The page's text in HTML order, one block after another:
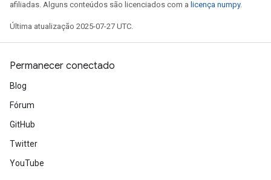
afiliadas. Alguns conteúdos são licenciados com a licença numpy.
Última atualização 2025-07-27 UTC.
Permanecer conectado
Blog
Fórum
GitHub
Twitter
YouTube